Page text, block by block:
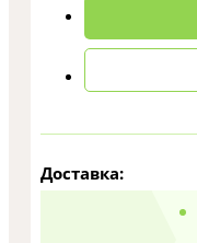
Доставка: